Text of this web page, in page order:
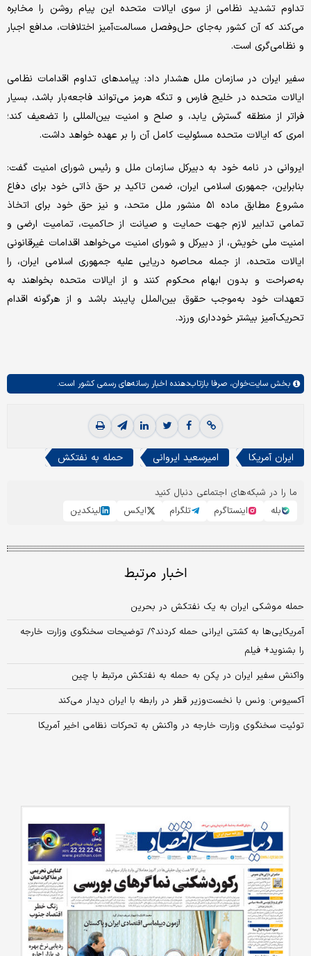
تداوم تشدید نظامی از سوی ایالات متحده این پیام روشن را مخابره
می‌کند که آن کشور به‌جای حل‌وفصل مسالمت‌آمیز اختلافات، مدافع اجبار
و نظامی‌گری است.
سفیر ایران در سازمان ملل هشدار داد: پیامدهای تداوم اقدامات نظامی
ایالات متحده در خلیج فارس و تنگه هرمز می‌تواند فاجعه‌بار باشد، بسیار
فراتر از منطقه گسترش یابد، و صلح و امنیت بین‌المللی را تضعیف کند؛
امری که ایالات متحده مسئولیت کامل آن را بر عهده خواهد داشت.
ایروانی در نامه خود به دبیرکل سازمان ملل و رئیس شورای امنیت گفت:
بنابراین، جمهوری اسلامی ایران، ضمن تاکید بر حق ذاتی خود برای دفاع
مشروع مطابق ماده ۵۱ منشور ملل متحد، و نیز حق خود برای اتخاذ
تمامی تدابیر لازم جهت حمایت و صیانت از حاکمیت، تمامیت ارضی و
امنیت ملی خویش، از دبیرکل و شورای امنیت می‌خواهد اقدامات غیرقانونی
ایالات متحده، از جمله محاصره دریایی علیه جمهوری اسلامی ایران، را
به‌صراحت و بدون ابهام محکوم کنند و از ایالات متحده بخواهند به
تعهدات خود به‌موجب حقوق بین‌الملل پایبند باشد و از هرگونه اقدام
تحریک‌آمیز بیشتر خودداری ورزد.
بخش سایت‌خوان، صرفا بازتاب‌دهنده اخبار رسانه‌های رسمی کشور است.
ایران آمریکا امیرسعید ایروانی حمله به نفتکش
ما را در شبکه‌های اجتماعی دنبال کنید
بله
اینستاگرم تلگرام ایکس لینکدین
اخبار مرتبط
حمله موشکی ایران به یک نفتکش در بحرین
آمریکایی‌ها به کشتی ایرانی حمله کردند؟/ توضیحات سخنگوی وزارت خارجه
را بشنوید+ فیلم
واکنش سفیر ایران در پکن به حمله به نفتکش مرتبط با چین
آکسیوس: ونس با نخست‌وزیر قطر در رابطه با ایران دیدار می‌کند
توئیت سخنگوی وزارت خارجه در واکنش به تحرکات نظامی اخیر آمریکا